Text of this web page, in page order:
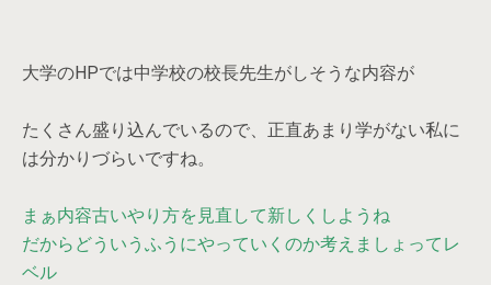
大学のHPでは中学校の校長先生がしそうな内容が
たくさん盛り込んでいるので、正直あまり学がない私に
は分かりづらいですね。
まぁ内容古いやり方を見直して新しくしようね
だからどういうふうにやっていくのか考えましょってレ
ベル